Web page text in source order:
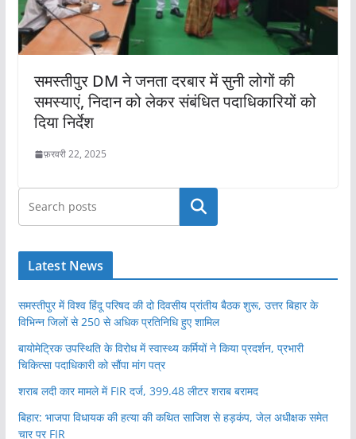
समस्तीपुर DM ने जनता दरबार में सुनी लोगों की
समस्याएं, निदान को लेकर संबंधित पदाधिकारियों को
दिया निर्देश
फ़रवरी 22, 2025
खोजें
Latest News
समस्तीपुर में विश्व हिंदू परिषद की दो दिवसीय प्रांतीय बैठक शुरू, उत्तर बिहार के
विभिन्न जिलों से 250 से अधिक प्रतिनिधि हुए शामिल
बायोमेट्रिक उपस्थिति के विरोध में स्वास्थ्य कर्मियों ने किया प्रदर्शन, प्रभारी
चिकित्सा पदाधिकारी को सौंपा मांग पत्र
शराब लदी कार मामले में FIR दर्ज, 399.48 लीटर शराब बरामद
बिहार: भाजपा विधायक की हत्या की कथित साजिश से हड़कंप, जेल अधीक्षक समेत
चार पर FIR